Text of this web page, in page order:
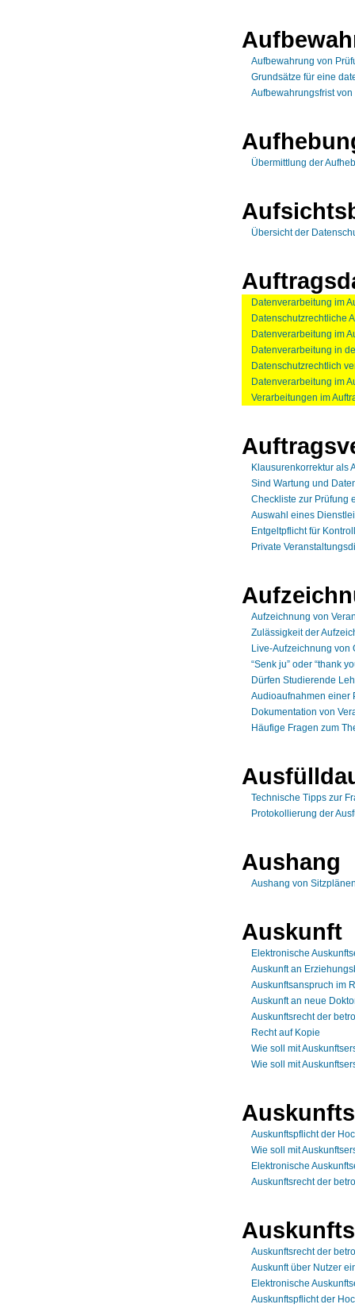
Aufbewahrung von
Grundsätze für eine
Aufbewahrungsfrist
Übermittlung der
Übersicht der
Datenverarbeitung im
Datenschutzrechtliche
Datenverarbeitung im
Datenverarbeitung in
Datenschutzrechtlich
Datenverarbeitung im
Verarbeitungen im
Klausurenkorrektur als
Sind Wartung und
Checkliste zur Prüfung
Auswahl eines
Entgeltpflicht für
Private
Aufzeichnung von
Zulässigkeit der
Live-Aufzeichnung von
“Senk ju” oder “thank
Dürfen Studierende
Audioaufnahmen einer
Dokumentation von
Häufige Fragen zum
Technische Tipps zur
Protokollierung der
Aushang
Aushang von
Auskunft
Elektronische
Auskunft an
Auskunftsanspruch im
Auskunft an neue
Auskunftsrecht der
Recht auf Kopie
Wie soll mit
Wie soll mit
Auskunftspflicht der
Wie soll mit
Elektronische
Auskunftsrecht der
Auskunftsrecht der
Auskunft über Nutzer
Elektronische
Auskunftspflicht der